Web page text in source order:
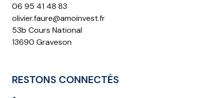
06 95 41 48 83
olivier.faure@amoinvest.fr
53b Cours National
13690 Graveson
RESTONS CONNECTÉS